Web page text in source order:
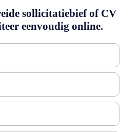
sollicitatiebief of CV
eenvoudig online.